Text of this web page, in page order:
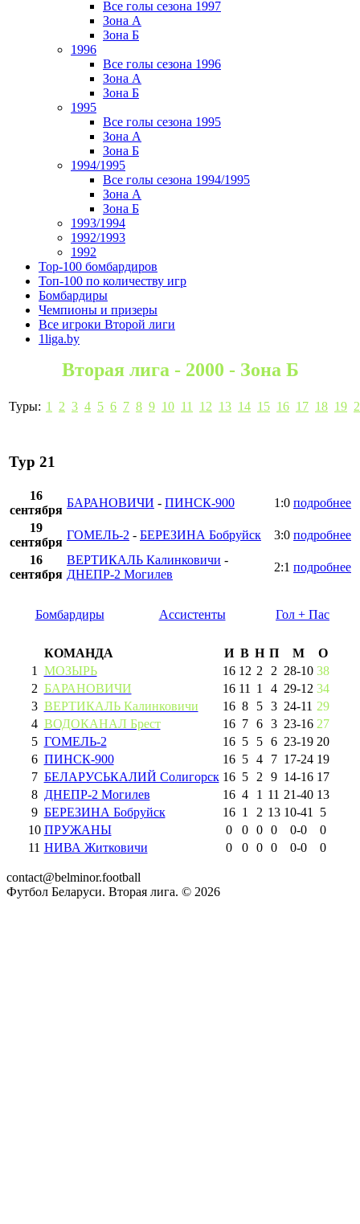
Все голы сезона 1997
Зона А
Зона Б
1996
Все голы сезона 1996
Зона А
Зона Б
1995
Все голы сезона 1995
Зона А
Зона Б
1994/1995
Все голы сезона 1994/1995
Зона А
Зона Б
1993/1994
1992/1993
1992
Top-100 бомбардиров
Топ-100 по количеству игр
Бомбардиры
Чемпионы и призеры
Все игроки Второй лиги
1liga.by
Вторая лига - 2000 - Зона Б
Туры: 1 2 3 4 5 6 7 8 9 10 11 12 13 14 15 16 17 18 19
Тур 21
16
сентября
БАРАНОВИЧИ - ПИНСК-900 1:0 подробнее
19
сентября
ГОМЕЛЬ-2 - БЕРЕЗИНА Бобруйск 3:0 подробнее
16
сентября
ВЕРТИКАЛЬ Калинковичи -
ДНЕПР-2 Могилев
2:1 подробнее
Бомбардиры Ассистенты Гол + Пас
КОМАНДА И В Н П М
О
1
МОЗЫРЬ 16 12 2 2 28-10 38
2 БАРАНОВИЧИ 16 11 1 4 29-12 34
3 ВЕРТИКАЛЬ Калинковичи 16 8 5 3 24-11 29
4 ВОДОКАНАЛ Брест 16 7 6 3 23-16 27
5 ГОМЕЛЬ-2 16 5 5 6 23-19 20
6 ПИНСК-900 16 5 4 7 17-24 19
7 БЕЛАРУСЬКАЛИЙ Солигорск 16 5 2 9 14-16 17
8 ДНЕПР-2 Могилев 16 4 1 11 21-40 13
9 БЕРЕЗИНА Бобруйск 16 1 2 13 10-41
5
10 ПРУЖАНЫ 0 0 0 0 0-0
0
11 НИВА Житковичи 0 0 0 0 0-0 0
contact@belminor.football
Футбол Беларуси. Вторая лига. © 2026